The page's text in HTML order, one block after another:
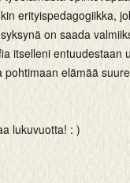
erityispedagogiikka,
on saada
itselleni entuudestaan
elämää
lukuvuotta! : )